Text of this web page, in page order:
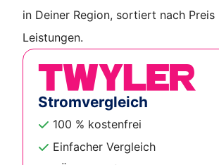
in Deiner Region, sortiert nach Preis
Leistungen.
Stromvergleich
100 % kostenfrei
Einfacher Vergleich